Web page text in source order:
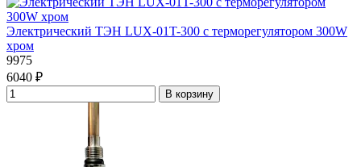
Электрический ТЭН LUX-01T-300 с терморегулятором 300W
хром
9975
6040 ₽
В корзину